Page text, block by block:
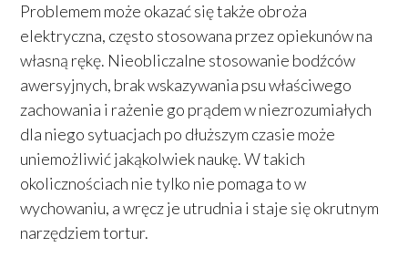
Problemem może okazać się także obroża
elektryczna, często stosowana przez opiekunów na
własną rękę. Nieobliczalne stosowanie bodźców
awersyjnych, brak wskazywania psu właściwego
zachowania i rażenie go prądem w niezrozumiałych
dla niego sytuacjach po dłuższym czasie może
uniemożliwić jakąkolwiek naukę. W takich
okolicznościach nie tylko nie pomaga to w
wychowaniu, a wręcz je utrudnia i staje się okrutnym
narzędziem tortur.